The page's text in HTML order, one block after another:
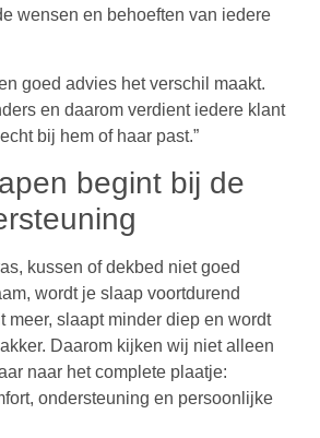
wensen en behoeften van iedere
goed advies het verschil maakt.
en daarom verdient iedere klant
bij hem of haar past.”
begint bij de
kussen of dekbed niet goed
wordt je slaap voortdurend
meer, slaapt minder diep en wordt
Daarom kijken wij niet alleen
naar het complete plaatje:
ondersteuning en persoonlijke